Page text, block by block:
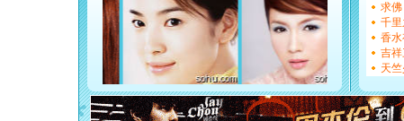
[圣诞节]奉上
如意,快乐,鲜
[元旦]
看到你
断电。爱你
你是我专业
[元旦]
起；二是再生
离。水晶之恋
求佛
千
香
吉祥
天